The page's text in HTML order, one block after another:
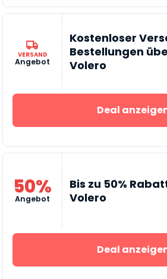
VERSAND
Angebot
Kostenloser
Bestellungen
Volero
Deal
50%
Angebot
Bis zu 50%
Volero
Deal